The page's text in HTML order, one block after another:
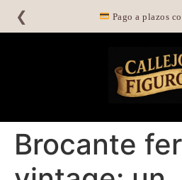
❮ Pago a plazos
Brocante